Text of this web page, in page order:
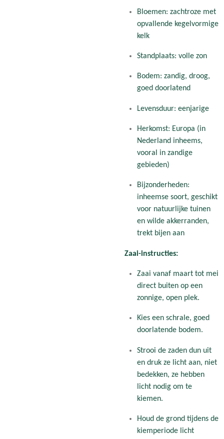
Bloemen: zachtroze met
opvallende kegelvormige
kelk
Standplaats: volle zon
Bodem: zandig, droog,
goed doorlatend
Levensduur: eenjarige
Herkomst: Europa (in
Nederland inheems,
vooral in zandige
gebieden)
Bijzonderheden:
inheemse soort, geschikt
voor natuurlijke tuinen
en wilde akkerranden,
trekt bijen aan
Zaai-instructies:
Zaai vanaf maart tot mei
direct buiten op een
zonnige, open plek.
Kies een schrale, goed
doorlatende bodem.
Strooi de zaden dun uit
en druk ze licht aan, niet
bedekken, ze hebben
licht nodig om te
kiemen.
Houd de grond tijdens de
kiemperiode licht